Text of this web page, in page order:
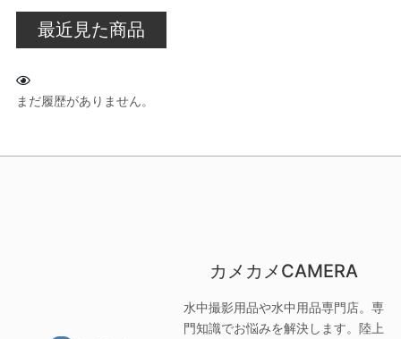
最近見た商品
まだ履歴がありません。
カメカメCAMERA
水中撮影用品や水中用品専門店。専
門知識でお悩みを解決します。陸上